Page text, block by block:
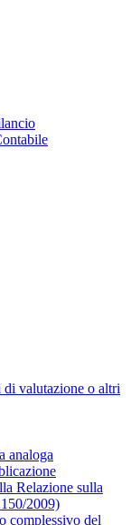
valutazione o altri
analoga
Relazione sulla
2009)
complessivo del